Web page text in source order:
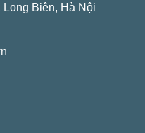
Biên, Hà Nội